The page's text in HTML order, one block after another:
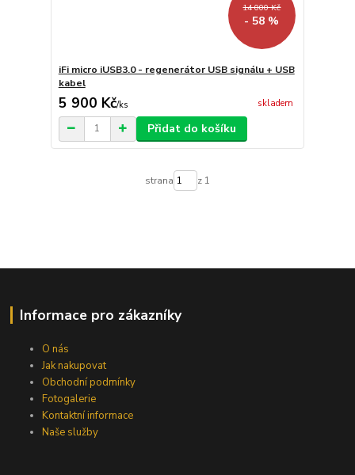
14 000 Kč
- 58 %
iFi micro iUSB3.0 - regenerátor USB signálu + USB
kabel
5 900 Kč/ks skladem
Přidat do košíku
strana z 1
Informace pro zákazníky
O nás
Jak nakupovat
Obchodní podmínky
Fotogalerie
Kontaktní informace
Naše služby